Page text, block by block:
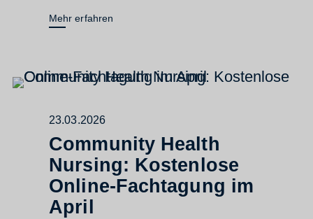
Mehr erfahren
23.03.2026
Community Health
Nursing: Kostenlose
Online-Fachtagung im
April